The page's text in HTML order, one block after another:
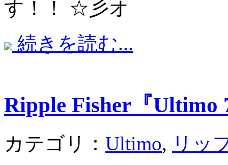
す！！ ☆彡オ
続きを読む...
Ripple Fisher『Ultimo
カテゴリ： Ultimo, リッ